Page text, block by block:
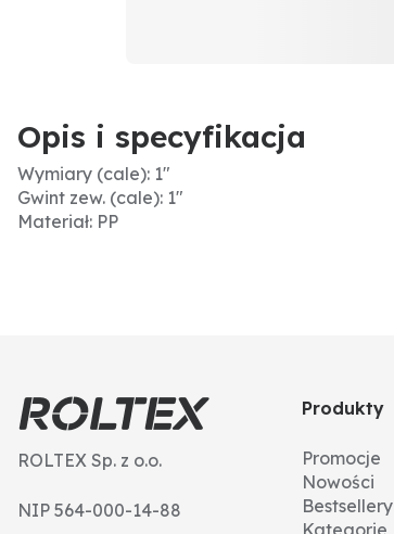
Opis i specyfikacja
Wymiary (cale): 1"
Gwint zew. (cale): 1"
Materiał: PP
ROLTEX Sp. z o.o.
NIP 564-000-14-88
Produkty
Promocje
Nowości
Bestsellery
Kategorie